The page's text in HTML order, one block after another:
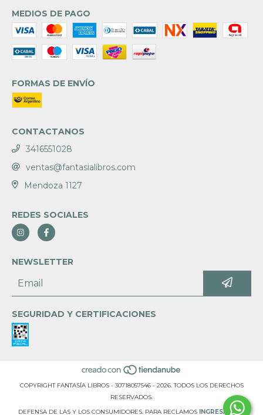
MEDIOS DE PAGO
FORMAS DE ENVÍO
CONTACTANOS
3416551028
ventas@fantasialibros.com
Mendoza 1127
REDES SOCIALES
NEWSLETTER
SEGURIDAD Y CERTIFICACIONES
COPYRIGHT FANTASÍA LIBROS - 30718057546 - 2026. TODOS LOS DERECHOS
RESERVADOS.
DEFENSA DE LAS Y LOS CONSUMIDORES. PARA RECLAMOS INGRESÁ ACÁ.